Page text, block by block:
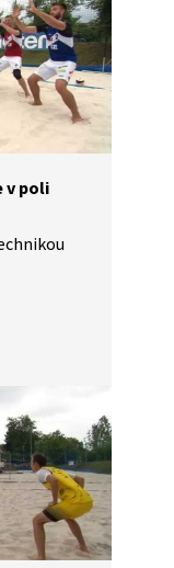
v poli